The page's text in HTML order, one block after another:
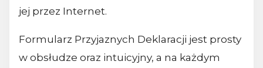
jej przez Internet.
Formularz Przyjaznych Deklaracji jest prosty
w obsłudze oraz intuicyjny, a na każdym